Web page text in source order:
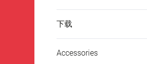
下载
Accessories